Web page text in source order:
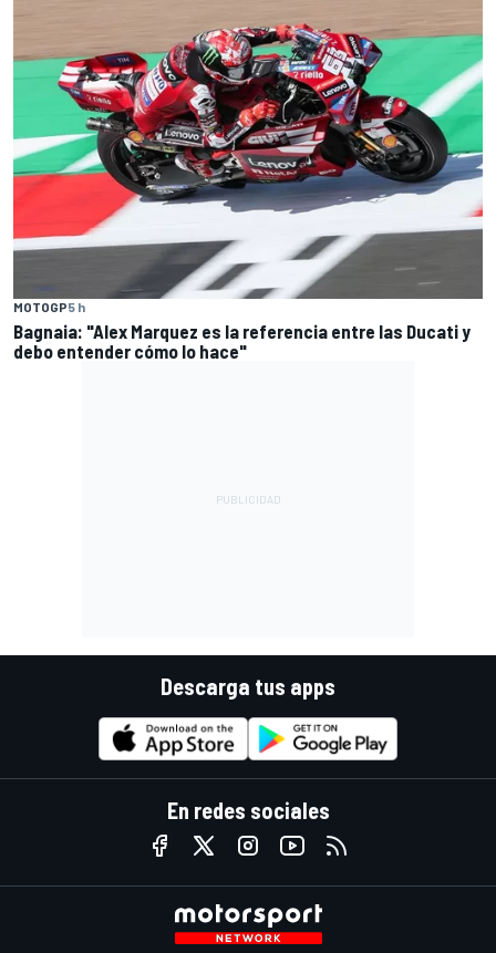
MOTOGP5 h
Bagnaia: "Alex Marquez es la referencia entre las Ducati y
debo entender cómo lo hace"
Descarga tus apps
En redes sociales